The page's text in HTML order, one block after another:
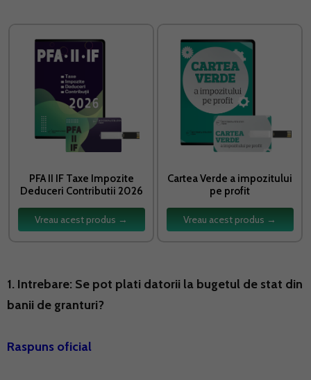
PFA II IF Taxe Impozite
Deduceri Contributii 2026
Vreau acest produs →
Cartea Verde a impozitului
pe profit
Vreau acest produs →
1. Intrebare: Se pot plati datorii la bugetul de stat din
banii de granturi?
Raspuns oficial